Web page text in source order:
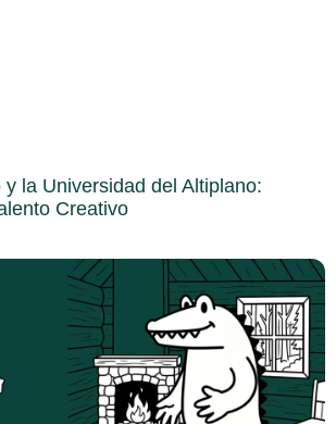
la Universidad del Altiplano:
Creativo